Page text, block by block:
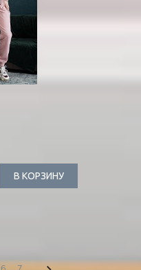
В КОРЗИНУ